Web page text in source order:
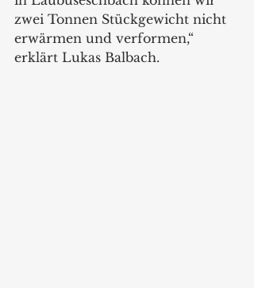
zwei Tonnen Stückgewicht nicht
erwärmen und verformen,“
erklärt Lukas Balbach.